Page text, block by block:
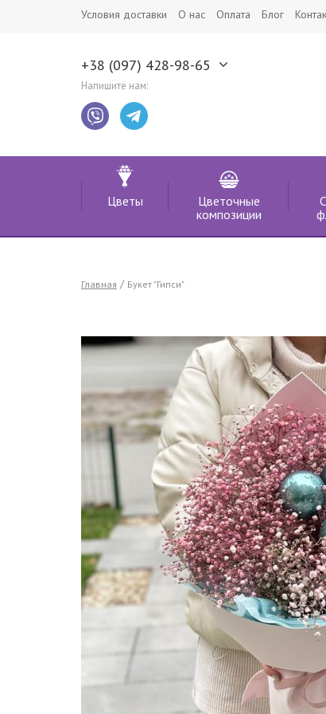
Условия доставки О нас Оплата Блог
+38 (097) 428-98-65
Напишите нам:
Цветы
Цветочные
композиции
Главная Букет "Гипси"